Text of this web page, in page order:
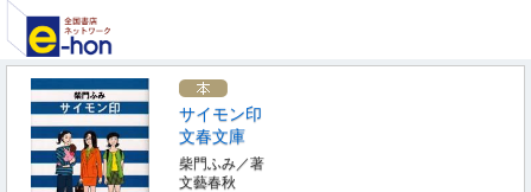
サイモン印
文春文庫
柴門ふみ／著
文藝春秋